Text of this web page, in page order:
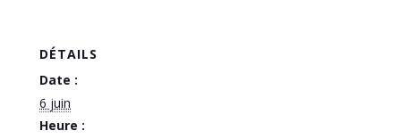
DÉTAILS
Date :
6 juin
Heure :